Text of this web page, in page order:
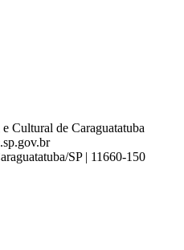
Cultural de Caraguatatuba
SP | 11660-150